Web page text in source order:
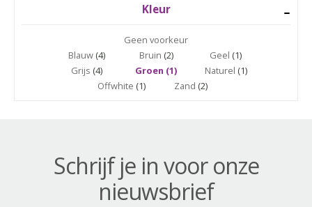
Kleur
Geen voorkeur
Blauw(4) Bruin (2) Geel (1)
Grijs (4) Groen (1) Naturel (1)
Offwhite (1) Zand (2)
Schrijf je in voor onze
nieuwsbrief